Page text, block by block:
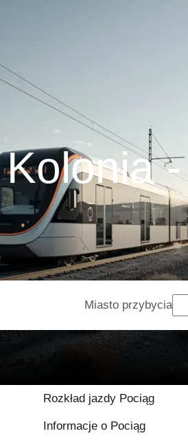
Miasto przybycia
Rozkład jazdy Pociąg
Informacje o Pociąg